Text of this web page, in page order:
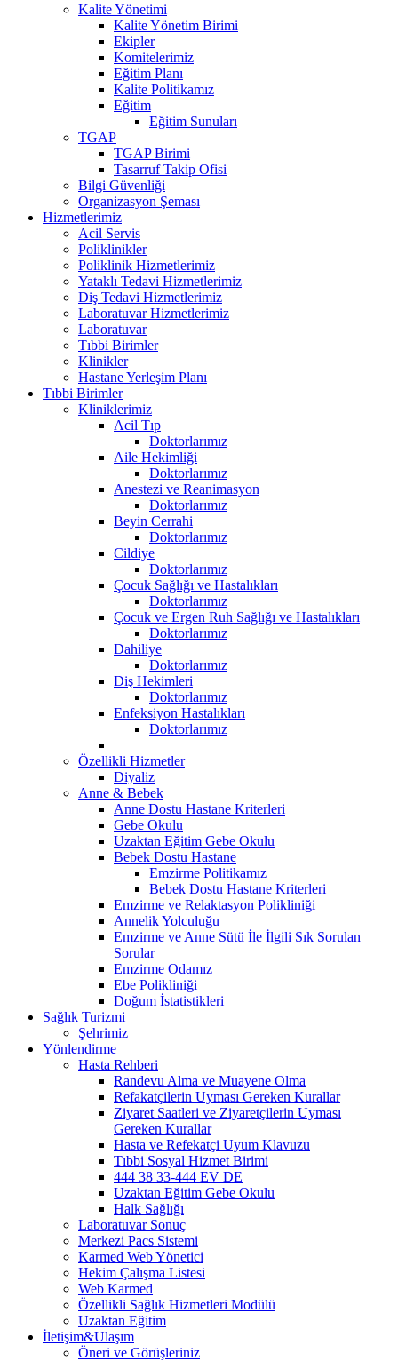
Kalite Yönetimi
Kalite Yönetim Birimi
Ekipler
Komitelerimiz
Eğitim Planı
Kalite Politikamız
Eğitim
Eğitim Sunuları
TGAP
TGAP Birimi
Tasarruf Takip Ofisi
Bilgi Güvenliği
Organizasyon Şeması
Hizmetlerimiz
Acil Servis
Poliklinikler
Poliklinik Hizmetlerimiz
Yataklı Tedavi Hizmetlerimiz
Diş Tedavi Hizmetlerimiz
Laboratuvar Hizmetlerimiz
Laboratuvar
Tıbbi Birimler
Klinikler
Hastane Yerleşim Planı
Tıbbi Birimler
Kliniklerimiz
Acil Tıp
Doktorlarımız
Aile Hekimliği
Doktorlarımız
Anestezi ve Reanimasyon
Doktorlarımız
Beyin Cerrahi
Doktorlarımız
Cildiye
Doktorlarımız
Çocuk Sağlığı ve Hastalıkları
Doktorlarımız
Çocuk ve Ergen Ruh Sağlığı ve Hastalıkları
Doktorlarımız
Dahiliye
Doktorlarımız
Diş Hekimleri
Doktorlarımız
Enfeksiyon Hastalıkları
Doktorlarımız
Özellikli Hizmetler
Diyaliz
Anne & Bebek
Anne Dostu Hastane Kriterleri
Gebe Okulu
Uzaktan Eğitim Gebe Okulu
Bebek Dostu Hastane
Emzirme Politikamız
Bebek Dostu Hastane Kriterleri
Emzirme ve Relaktasyon Polikliniği
Annelik Yolculuğu
Emzirme ve Anne Sütü İle İlgili Sık Sorulan
Sorular
Emzirme Odamız
Ebe Polikliniği
Doğum İstatistikleri
Sağlık Turizmi
Şehrimiz
Yönlendirme
Hasta Rehberi
Randevu Alma ve Muayene Olma
Refakatçilerin Uyması Gereken Kurallar
Ziyaret Saatleri ve Ziyaretçilerin Uyması
Gereken Kurallar
Hasta ve Refekatçi Uyum Klavuzu
Tıbbi Sosyal Hizmet Birimi
444 38 33-444 EV DE
Uzaktan Eğitim Gebe Okulu
Halk Sağlığı
Laboratuvar Sonuç
Merkezi Pacs Sistemi
Karmed Web Yönetici
Hekim Çalışma Listesi
Web Karmed
Özellikli Sağlık Hizmetleri Modülü
Uzaktan Eğitim
İletişim&Ulaşım
Öneri ve Görüşleriniz